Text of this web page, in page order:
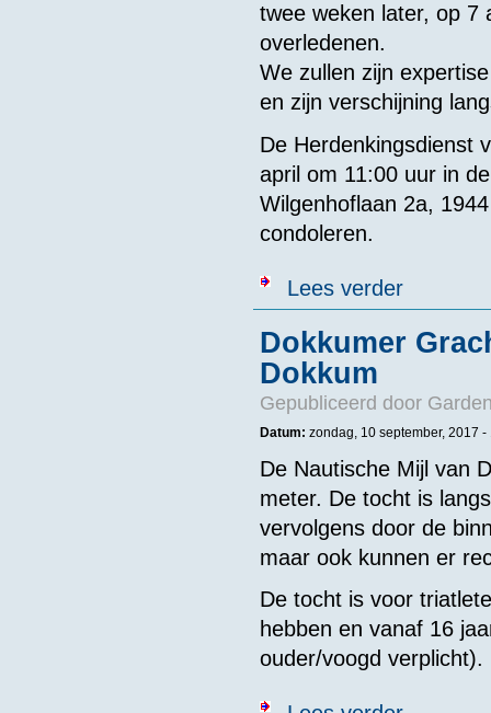
twee weken later, op 7
overledenen.
We zullen zijn
en zijn verschijning
De Herdenkingsdienst
april om 11:00 uur in
Wilgenhoflaan 2a,
condoleren.
Lees verderover Jan van
Dokkumer
Dokkum
Gepubliceerd door
Datum: zondag, 10 september, 2017 -
De Nautische Mijl van
meter. De tocht is
vervolgens door de
maar ook kunnen er
De tocht is voor
hebben en vanaf 16
ouder/voogd verplicht).
over